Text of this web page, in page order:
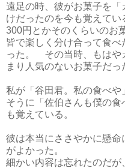
遠足の時、彼がお菓子を
けだったのを今も覚えてい
300円とかそのくらいのお
皆で楽しく分け合って食
った。 その当時、もはや
まり人気のないお菓子だっ
私が「谷田君。私の食べ
そうに「佐伯さんも僕の
も覚えている。
彼は本当にささやかに懸
がよかった。
細かい内容は忘れたのだ